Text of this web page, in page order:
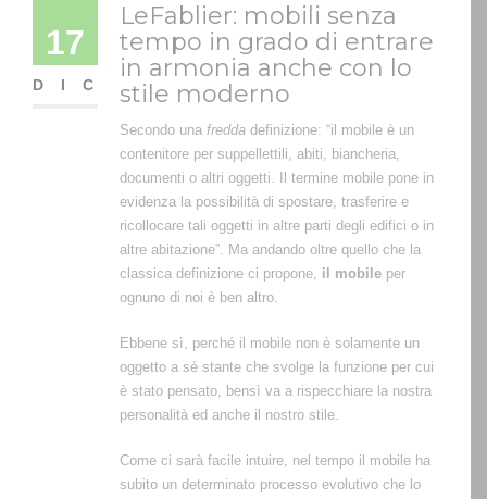
17
DIC
LeFablier: mobili senza
tempo in grado di entrare
in armonia anche con lo
stile moderno
Secondo una fredda definizione: “il mobile è un
contenitore per suppellettili, abiti, biancheria,
documenti o altri oggetti. Il termine mobile pone in
evidenza la possibilità di spostare, trasferire e
ricollocare tali oggetti in altre parti degli edifici o in
altre abitazione”. Ma andando oltre quello che la
classica definizione ci propone, il mobile per
ognuno di noi è ben altro.
Ebbene sì, perché il mobile non è solamente un
oggetto a sé stante che svolge la funzione per cui
è stato pensato, bensì va a rispecchiare la nostra
personalità ed anche il nostro stile.
Come ci sarà facile intuire, nel tempo il mobile ha
subito un determinato processo evolutivo che lo